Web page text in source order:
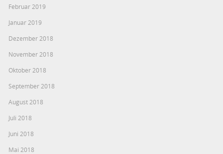
Februar 2019
Januar 2019
Dezember 2018
November 2018
Oktober 2018
September 2018
August 2018
Juli 2018
Juni 2018
Mai 2018